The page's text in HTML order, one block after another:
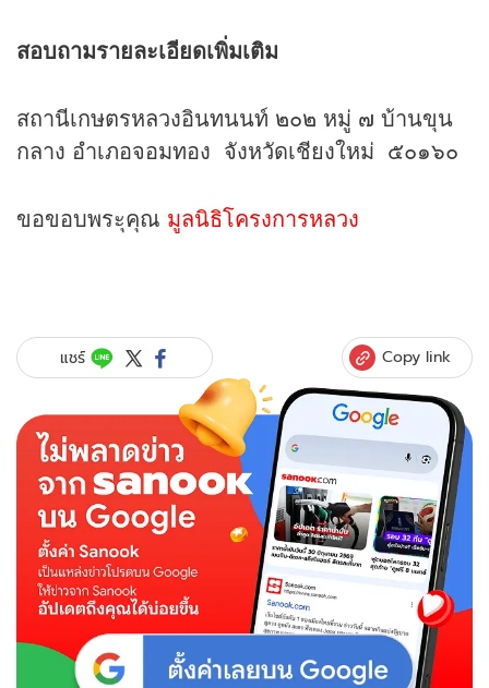
สอบถามรายละเอียดเพิ่มเติม
สถานีเกษตรหลวงอินทนนท์ ๒๐๒ หมู่ ๗ บ้านขุน
กลาง อำเภอจอมทอง จังหวัดเชียงใหม่ ๕๐๑๖๐
ขอขอบพระุคุณ มูลนิธิโครงการหลวง
แชร์ Copy link